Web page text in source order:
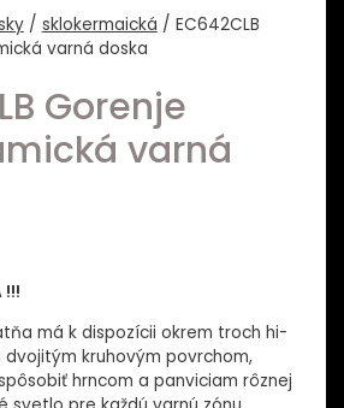
/ sklokermaická / EC642CLB
varná doska
Gorenje
varná
!!!
má k dispozícii okrem troch hi-
dvojitým kruhovým povrchom,
hrncom a panviciam rôznej